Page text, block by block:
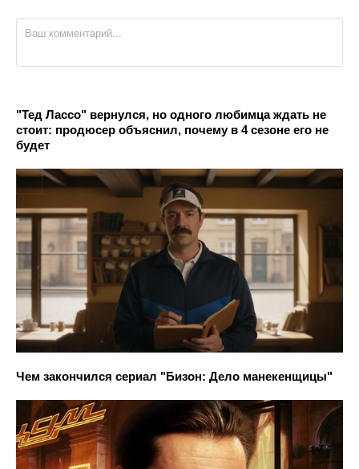
"Тед Лассо" вернулся, но одного любимца ждать не
стоит: продюсер объяснил, почему в 4 сезоне его не
будет
Чем закончился сериал "Бизон: Дело манекенщицы"